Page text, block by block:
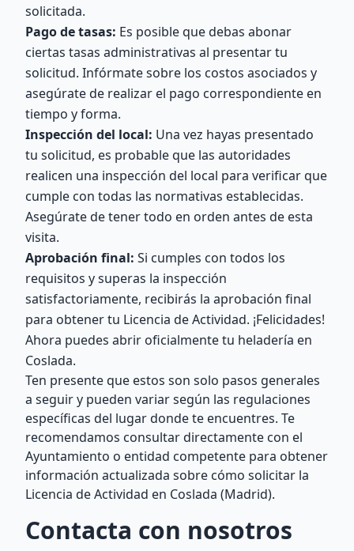
solicitada.
Pago de tasas: Es posible que debas abonar
ciertas tasas administrativas al presentar tu
solicitud. Infórmate sobre los costos asociados y
asegúrate de realizar el pago correspondiente en
tiempo y forma.
Inspección del local: Una vez hayas presentado
tu solicitud, es probable que las autoridades
realicen una inspección del local para verificar que
cumple con todas las normativas establecidas.
Asegúrate de tener todo en orden antes de esta
visita.
Aprobación final: Si cumples con todos los
requisitos y superas la inspección
satisfactoriamente, recibirás la aprobación final
para obtener tu Licencia de Actividad. ¡Felicidades!
Ahora puedes abrir oficialmente tu heladería en
Coslada.
Ten presente que estos son solo pasos generales
a seguir y pueden variar según las regulaciones
específicas del lugar donde te encuentres. Te
recomendamos consultar directamente con el
Ayuntamiento o entidad competente para obtener
información actualizada sobre cómo solicitar la
Licencia de Actividad en Coslada (Madrid).
Contacta con nosotros